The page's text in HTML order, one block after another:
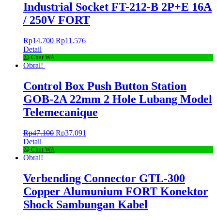
Industrial Socket FT-212-B 2P+E 16A
/ 250V FORT
Rp14.700 Rp11.576
Detail
Chat WA
Obral!
Control Box Push Button Station
GOB-2A 22mm 2 Hole Lubang Model
Telemecanique
Rp47.100 Rp37.091
Detail
Chat WA
Obral!
Verbending Connector GTL-300
Copper Alumunium FORT Konektor
Shock Sambungan Kabel